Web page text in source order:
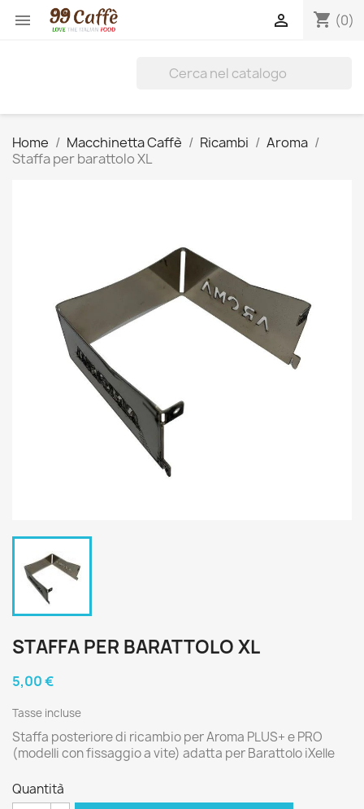
 shopping_cart (0)

Home Macchinetta Caffè Ricambi
Aroma
Staffa per barattolo XL
STAFFA PER BARATTOLO XL
5,00 €
Tasse incluse
Staffa posteriore di ricambio per Aroma PLUS+ e PRO
(modelli con fissaggio a vite) adatta per Barattolo iXelle
Quantità